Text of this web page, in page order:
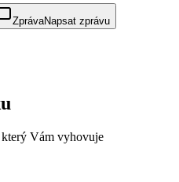
ZprávaNapsat zprávu
Vám vyhovuje